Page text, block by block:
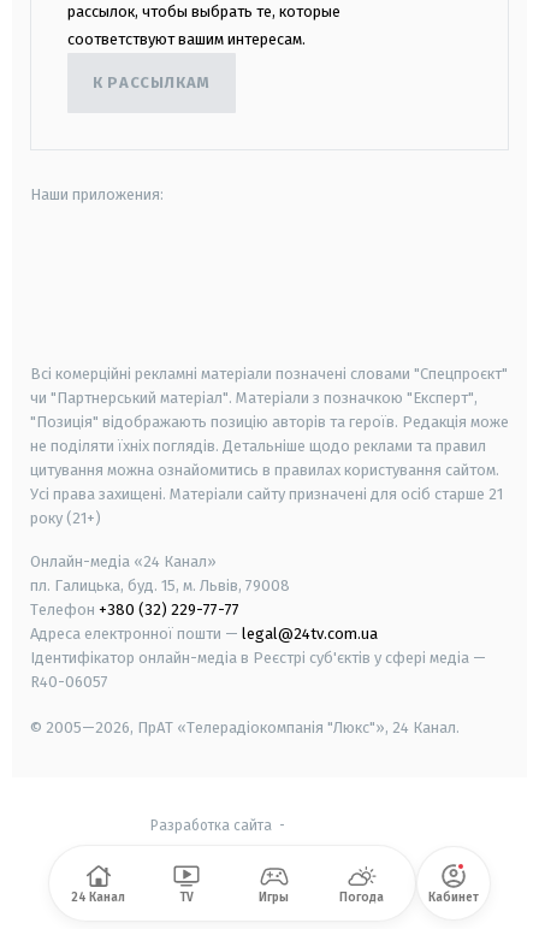
рассылок, чтобы выбрать те, которые
соответствуют вашим интересам.
К РАССЫЛКАМ
Наши приложения:
Всі комерційні рекламні матеріали позначені словами "Спецпроєкт"
чи "Партнерський матеріал". Матеріали з позначкою "Експерт",
"Позиція" відображають позицію авторів та героїв. Редакція може
не поділяти їхніх поглядів. Детальніше щодо реклами та правил
цитування можна ознайомитись в правилах користування сайтом.
Усі права захищені. Матеріали сайту призначені для осіб старше 21
року (21+)
Онлайн-медіа «24 Канал»
пл. Галицька, буд. 15, м. Львів, 79008
Телефон +380 (32) 229-77-77
Адреса електронної пошти — legal@24tv.com.ua
Ідентифікатор онлайн-медіа в Реєстрі суб'єктів у сфері медіа —
R40-06057
© 2005—2026, ПрАТ «Телерадіокомпанія "Люкс"», 24 Канал.
Разработка сайта -
24 Канал TV Игры Погода Кабинет